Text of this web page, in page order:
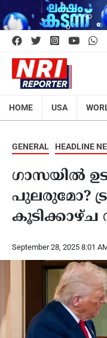
HOME USA
GENERAL HEADLINE
ഗാസയില്‍
പുലരുമോ?
കൂടിക്കാഴ്ച
September 28, 2025 8:01